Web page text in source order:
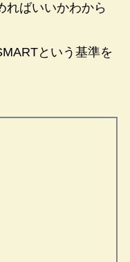
ればいいかわから
という基準を